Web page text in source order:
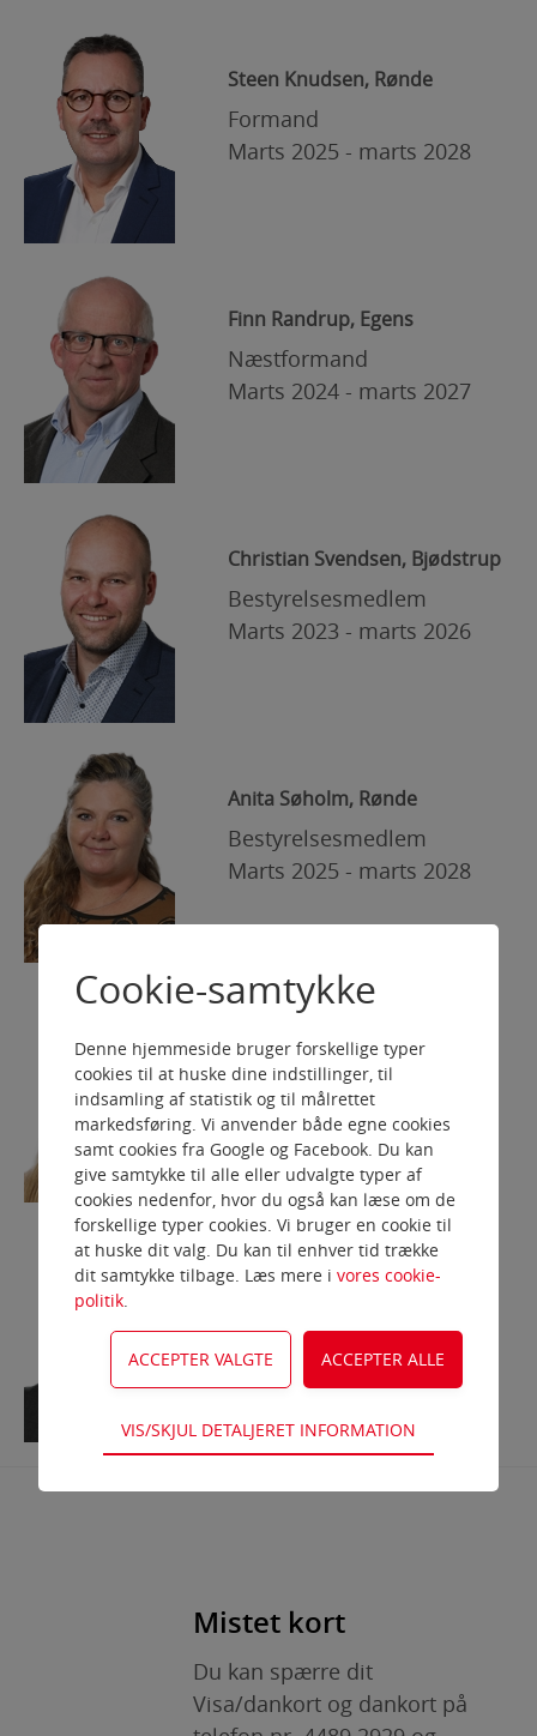
Steen Knudsen, Rønde
Formand
Marts 2025 - marts 2028
Finn Randrup, Egens
Næstformand
Marts 2024 - marts 2027
Christian Svendsen, Bjødstrup
Bestyrelsesmedlem
Marts 2023 - marts 2026
Anita Søholm, Rønde
Bestyrelsesmedlem
Marts 2025 - marts 2028
Ane Søgaard, Aarhus
Bestyrelsesmedlem
Marts 2024 - marts 2027
Flemming Johnsen, Mariager
Marts 2024 - marts 2027
Mistet kort
Du kan spærre dit
Visa/dankort og dankort på
Cookie-samtykke
Denne hjemmeside bruger forskellige typer
cookies til at huske dine indstillinger, til
indsamling af statistik og til målrettet
markedsføring. Vi anvender både egne cookies
samt cookies fra Google og Facebook. Du kan
give samtykke til alle eller udvalgte typer af
cookies nedenfor, hvor du også kan læse om de
forskellige typer cookies. Vi bruger en cookie til
at huske dit valg. Du kan til enhver tid trække
dit samtykke tilbage. Læs mere i vores cookie-
politik.
Teknisk
Tekniske cookies er nødvendige for
Statistik-cookies bruges til at optimere design,
brugervenlighed og effektiviteten af en
hjemmeside. Fx ved at indsamle besøgsstatistik
om antal besøg og hvordan hjemmesiden
VIS/SKJUL DETALJERET INFORMATION